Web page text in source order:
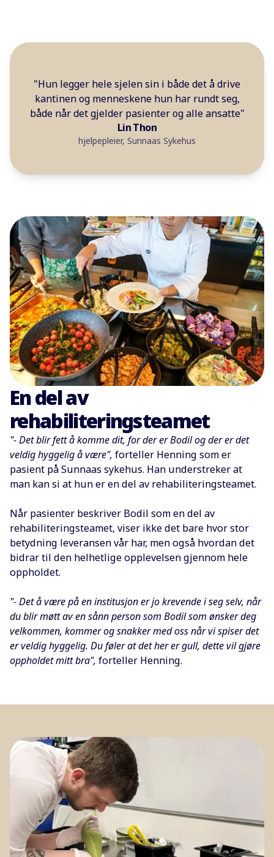
"Hun legger hele sjelen sin i både det å drive
kantinen og menneskene hun har rundt seg,
både når det gjelder pasienter og alle ansatte"
Lin Thon
hjelpepleier, Sunnaas Sykehus
En del av
rehabiliteringsteamet
"- Det blir fett å komme dit, for der er Bodil og der er det
veldig hyggelig å være", forteller Henning som er
pasient på Sunnaas sykehus. Han understreker at
man kan si at hun er en del av rehabiliteringsteamet.
Når pasienter beskriver Bodil som en del av
rehabiliteringsteamet, viser ikke det bare hvor stor
betydning leveransen vår har, men også hvordan det
bidrar til den helhetlige opplevelsen gjennom hele
oppholdet.
"- Det å være på en institusjon er jo krevende i seg selv, når
du blir møtt av en sånn person som Bodil som ønsker deg
velkommen, kommer og snakker med oss når vi spiser det
er veldig hyggelig. Du føler at det her er gull, dette vil gjøre
oppholdet mitt bra", forteller Henning.